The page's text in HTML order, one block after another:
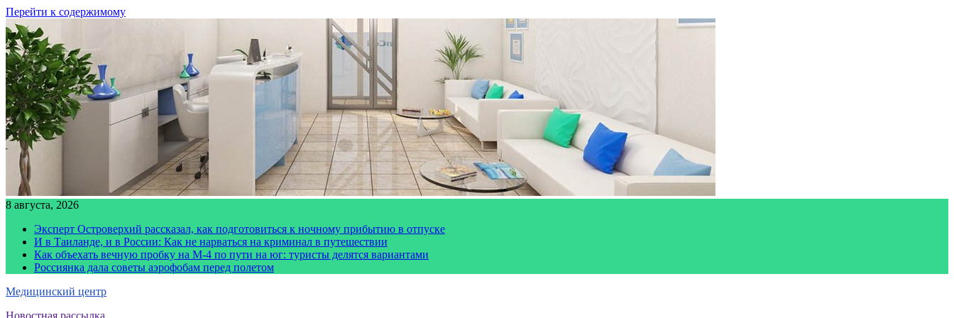
Перейти к содержимому
8 августа, 2026
Эксперт Островерхий рассказал, как подготовиться к ночному прибытию в отпуске
И в Таиланде, и в России: Как не нарваться на криминал в путешествии
Как объехать вечную пробку на М-4 по пути на юг: туристы делятся вариантами
Россиянка дала советы аэрофобам перед полетом
Медицинский центр
Новостная рассылка